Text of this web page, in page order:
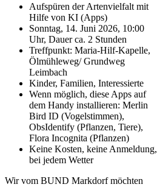
Aufspüren der Artenvielfalt mit
Hilfe von KI (Apps)
Sonntag, 14. Juni 2026, 10:00
Uhr, Dauer ca. 2 Stunden
Treffpunkt: Maria-Hilf-Kapelle,
Ölmühleweg/ Grundweg
Leimbach
Kinder, Familien, Interessierte
Wenn möglich, diese Apps auf
dem Handy installieren: Merlin
Bird ID (Vogelstimmen),
ObsIdentify (Pflanzen, Tiere),
Flora Incognita (Pflanzen)
Keine Kosten, keine Anmeldung,
bei jedem Wetter
Wir vom BUND Markdorf möchten